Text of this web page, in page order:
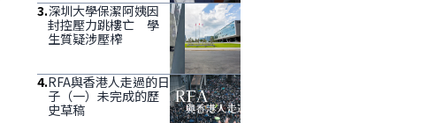
3.深圳大學保潔阿姨因
封控壓力跳樓亡 學
生質疑涉壓榨
4.RFA與香港人走過的日
子（一）未完成的歷
史草稿